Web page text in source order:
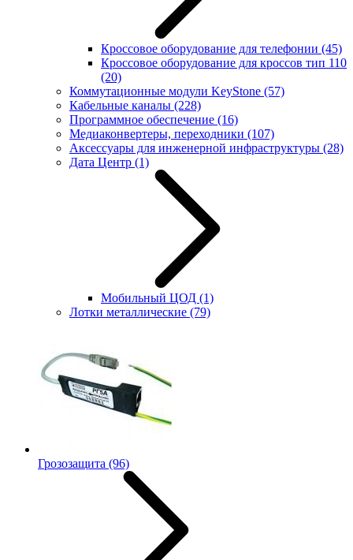
Кроссовое оборудование для телефонии (45)
Кроссовое оборудование для кроссов тип 110
(20)
Коммутационные модули KeyStone (57)
Кабельные каналы (228)
Программное обеспечение (16)
Медиаконвертеры, переходники (107)
Аксессуары для инженерной инфраструктуры (28)
Дата Центр (1)
Мобильный ЦОД (1)
Лотки металлические (79)
Грозозащита (96)